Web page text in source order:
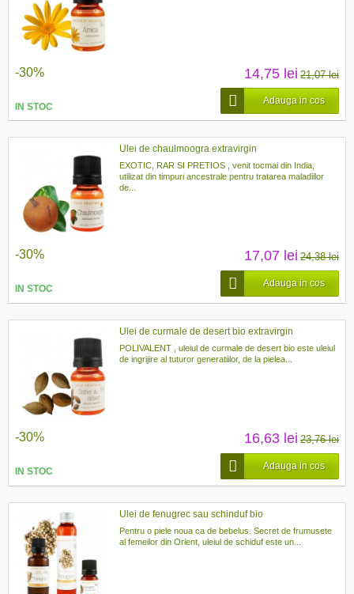
-30% 14,75 lei 21,07 lei
IN STOC
Adauga in cos
Ulei de chaulmoogra extravirgin
EXOTIC, RAR SI PRETIOS , venit tocmai din India,
utilizat din timpuri ancestrale pentru tratarea maladiilor
de...
-30% 17,07 lei 24,38 lei
IN STOC
Adauga in cos
Ulei de curmale de desert bio extravirgin
POLIVALENT , uleiul de curmale de desert bio este uleiul
de ingrijire al tuturor generatiilor, de la pielea...
-30% 16,63 lei 23,76 lei
IN STOC
Adauga in cos
Ulei de fenugrec sau schinduf bio
Pentru o piele noua ca de bebelus. Secret de frumusete
al femeilor din Orient, uleiul de schiduf este un...